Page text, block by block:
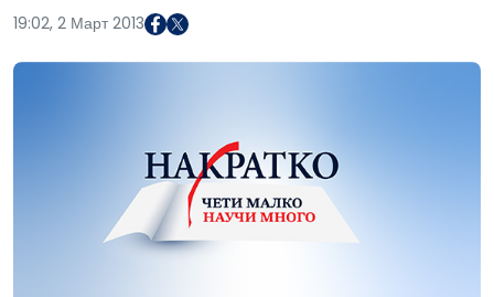
19:02, 2 Март 2013